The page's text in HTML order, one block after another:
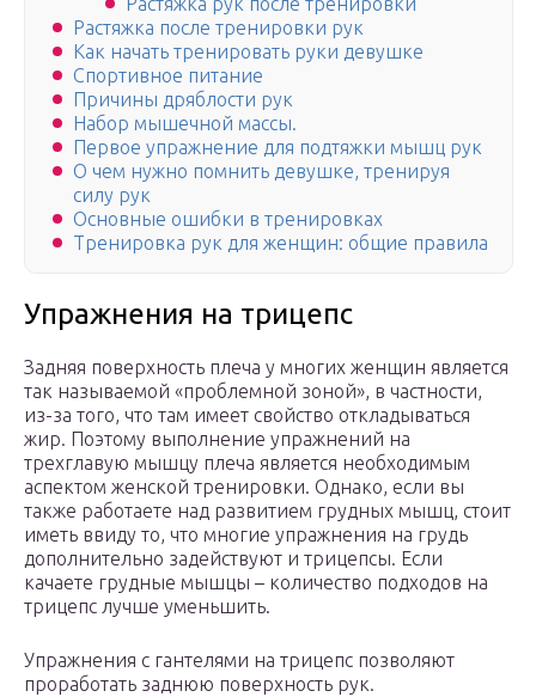
Растяжка после тренировки рук
Как начать тренировать руки девушке
Спортивное питание
Причины дряблости рук
Набор мышечной массы.
Первое упражнение для подтяжки мышц рук
О чем нужно помнить девушке, тренируя
силу рук
Основные ошибки в тренировках
Тренировка рук для женщин: общие правила
Упражнения на трицепс
Задняя поверхность плеча у многих женщин является
так называемой «проблемной зоной», в частности,
из-за того, что там имеет свойство откладываться
жир. Поэтому выполнение упражнений на
трехглавую мышцу плеча является необходимым
аспектом женской тренировки. Однако, если вы
также работаете над развитием грудных мышц, стоит
иметь ввиду то, что многие упражнения на грудь
дополнительно задействуют и трицепсы. Если
качаете грудные мышцы – количество подходов на
трицепс лучше уменьшить.
Упражнения с гантелями на трицепс позволяют
проработать заднюю поверхность рук.